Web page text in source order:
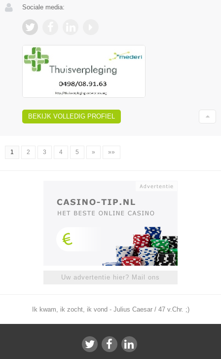
Sociale media:
BEKIJK VOLLEDIG PROFIEL
1 2 3 4 5 » »»
Uw advertentie hier? Mail ons
Ik kwam, ik zocht, ik vond - Julius Caesar / 47 v.Chr. ;)